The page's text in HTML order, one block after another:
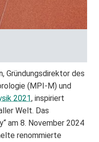
Gründungsdirektor des
(MPI-M) und
2021, inspiriert
Welt. Das
am 8. November 2024
renommierte